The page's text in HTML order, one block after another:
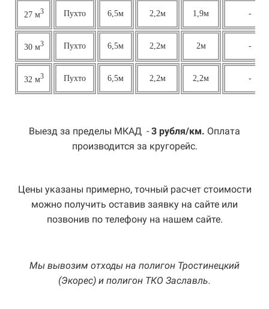
27 м3 Пухто 6,5м 2,2м 1,9м -
30 м3 Пухто 6,5м 2,2м 2м -
32 м3 Пухто 6,5м 2,2м 2,2м -
Выезд за пределы МКАД - 3 рубля/км. Оплата
производится за кругорейс.
Цены указаны примерно, точный расчет стоимости
можно получить оставив заявку на сайте или
позвонив по телефону на нашем сайте.
Мы вывозим отходы на полигон Тростинецкий
(Экорес) и полигон ТКО Заславль.